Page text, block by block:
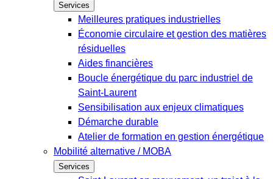
Services
Meilleures pratiques industrielles
Économie circulaire et gestion des matières
résiduelles
Aides financières
Boucle énergétique du parc industriel de
Saint-Laurent
Sensibilisation aux enjeux climatiques
Démarche durable
Atelier de formation en gestion énergétique
Mobilité alternative / MOBA
Services